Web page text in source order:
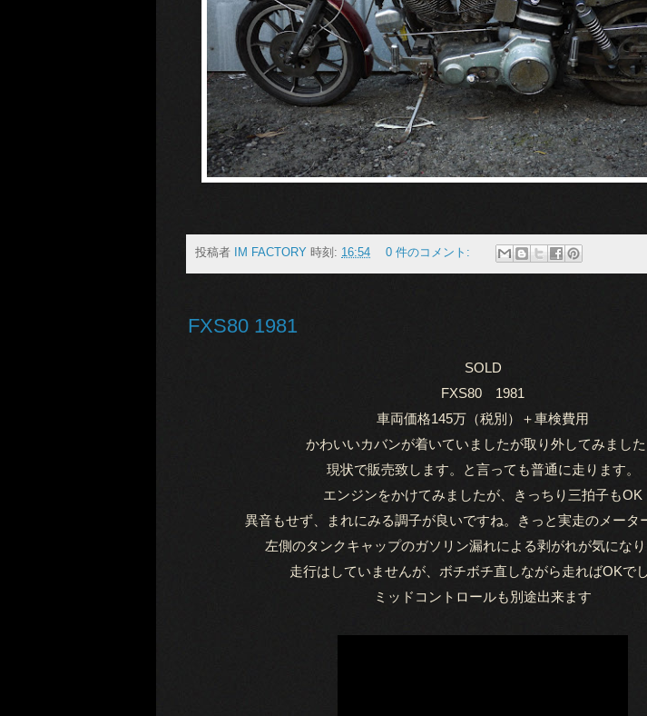
投稿者 IM FACTORY 時刻: 16:54 0 件のコメント:
FXS80 1981
SOLD
FXS80 1981
車両価格145万（税別）＋車検費用
かわいいカバンが着いていましたが取り外してみました
現状で販売致します。と言っても普通に走ります。
エンジンをかけてみましたが、きっちり三拍子もOK
異音もせず、まれにみる調子が良いですね。きっと実走のメータ
左側のタンクキャップのガソリン漏れによる剥がれが気になり
走行はしていませんが、ボチボチ直しながら走ればOKで
ミッドコントロールも別途出来ます